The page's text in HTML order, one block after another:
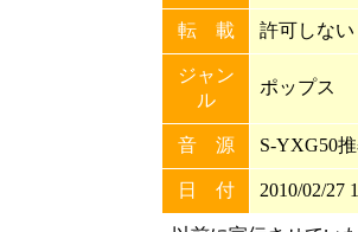
転 載 許可しない
ジャン
ル
ポップス
音 源 S-YXG50
日 付 2010/02/27